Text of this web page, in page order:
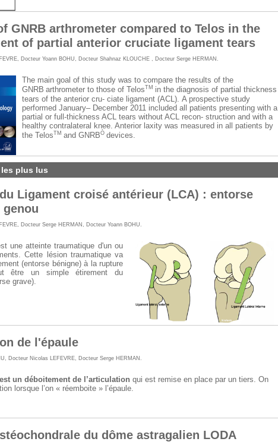
GNRB arthrometer compared to Telos in the
of partial anterior cruciate ligament tears
, Docteur Yoann BOHU, Docteur Shahnaz KLOUCHE , Docteur Serge HERMAN .
The main goal of this study was to compare the results of the
GNRB arthrometer to those of TelosTM in the diagnosis of partial thickness
tears of the anterior cru- ciate ligament (ACL). A prospective study
performed January– December 2011 included all patients presenting with a
partial or full-thickness ACL tears without ACL recon- struction and with a
healthy contralateral knee. Anterior laxity was measured in all patients by
the TelosTM and GNRBÒ devices.
plus lus
Ligament croisé antérieur (LCA) : entorse
genou
Docteur Serge HERMAN Docteur Yoann BOHU
une atteinte traumatique d'un ou
Cette lésion traumatique va
(entorse bénigne) à la rupture
être un simple étirement du
grave).
de l'épaule
Docteur Nicolas LEFEVRE Docteur Serge HERMAN
un déboitement de l’articulation qui est remise en place par un tiers. On
lorsque l’on « réemboite » l’épaule.
du dôme astragalien LODA